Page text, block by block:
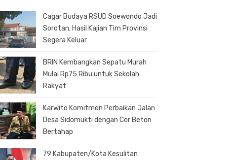
Cagar Budaya RSUD Soewondo Jadi
Sorotan, Hasil Kajian Tim Provinsi
Segera Keluar
BRIN Kembangkan Sepatu Murah
Mulai Rp75 Ribu untuk Sekolah
Rakyat
Karwito Komitmen Perbaikan Jalan
Desa Sidomukti dengan Cor Beton
Bertahap
79 Kabupaten/Kota Kesulitan